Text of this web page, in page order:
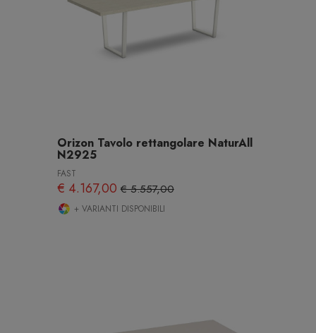
Orizon Tavolo rettangolare NaturAll
N2925
FAST
€ 4.167,00€ 5.557,00
+ VARIANTI DISPONIBILI